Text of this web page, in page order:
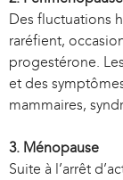
Des fluctuations
raréfient,
progestérone.
et des
mammaires,
3. Ménopause
Suite à l’arrêt